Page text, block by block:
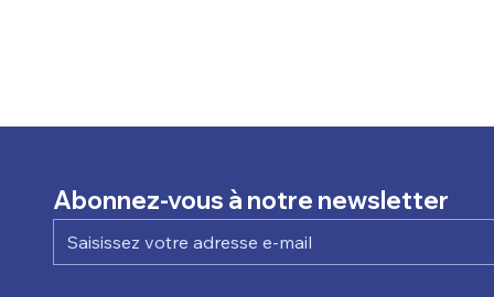
Abonnez-vous à notre newsletter